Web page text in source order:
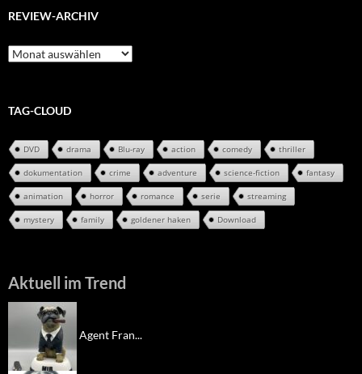
REVIEW-ARCHIV
Review-
Archiv
TAG-CLOUD
DVD drama Blu-ray action comedy thriller
dokumentation crime adventure science-fiction fantasy
animation horror romance serie streaming
mystery family goldener haken Download
Aktuell im Trend
Agent Fran...